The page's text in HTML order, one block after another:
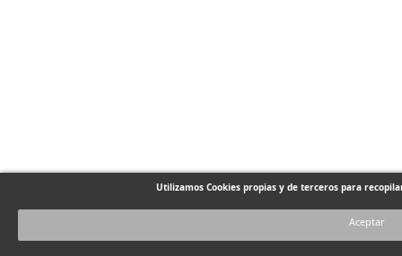
Utilizamos Cookies propias y de terceros para
Aceptar